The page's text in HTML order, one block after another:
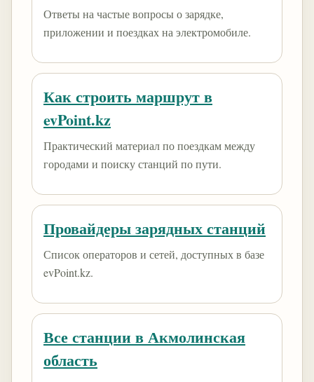
Ответы на частые вопросы о зарядке,
приложении и поездках на электромобиле.
Как строить маршрут в
evPoint.kz
Практический материал по поездкам между
городами и поиску станций по пути.
Провайдеры зарядных станций
Список операторов и сетей, доступных в базе
evPoint.kz.
Все станции в Акмолинская
область